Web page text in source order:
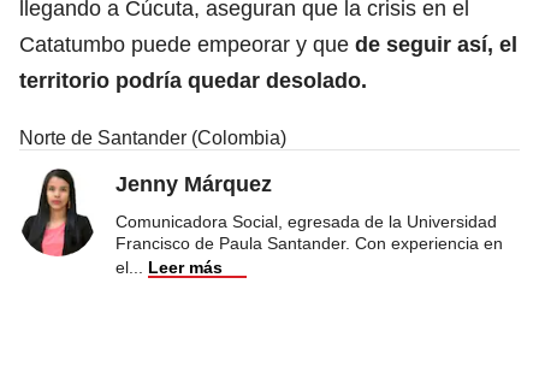
llegando a Cúcuta, aseguran que la crisis en el
Catatumbo puede empeorar y que de seguir así, el
territorio podría quedar desolado.
Norte de Santander (Colombia)
Jenny Márquez
Comunicadora Social, egresada de la Universidad
Francisco de Paula Santander. Con experiencia en
el
Leer más